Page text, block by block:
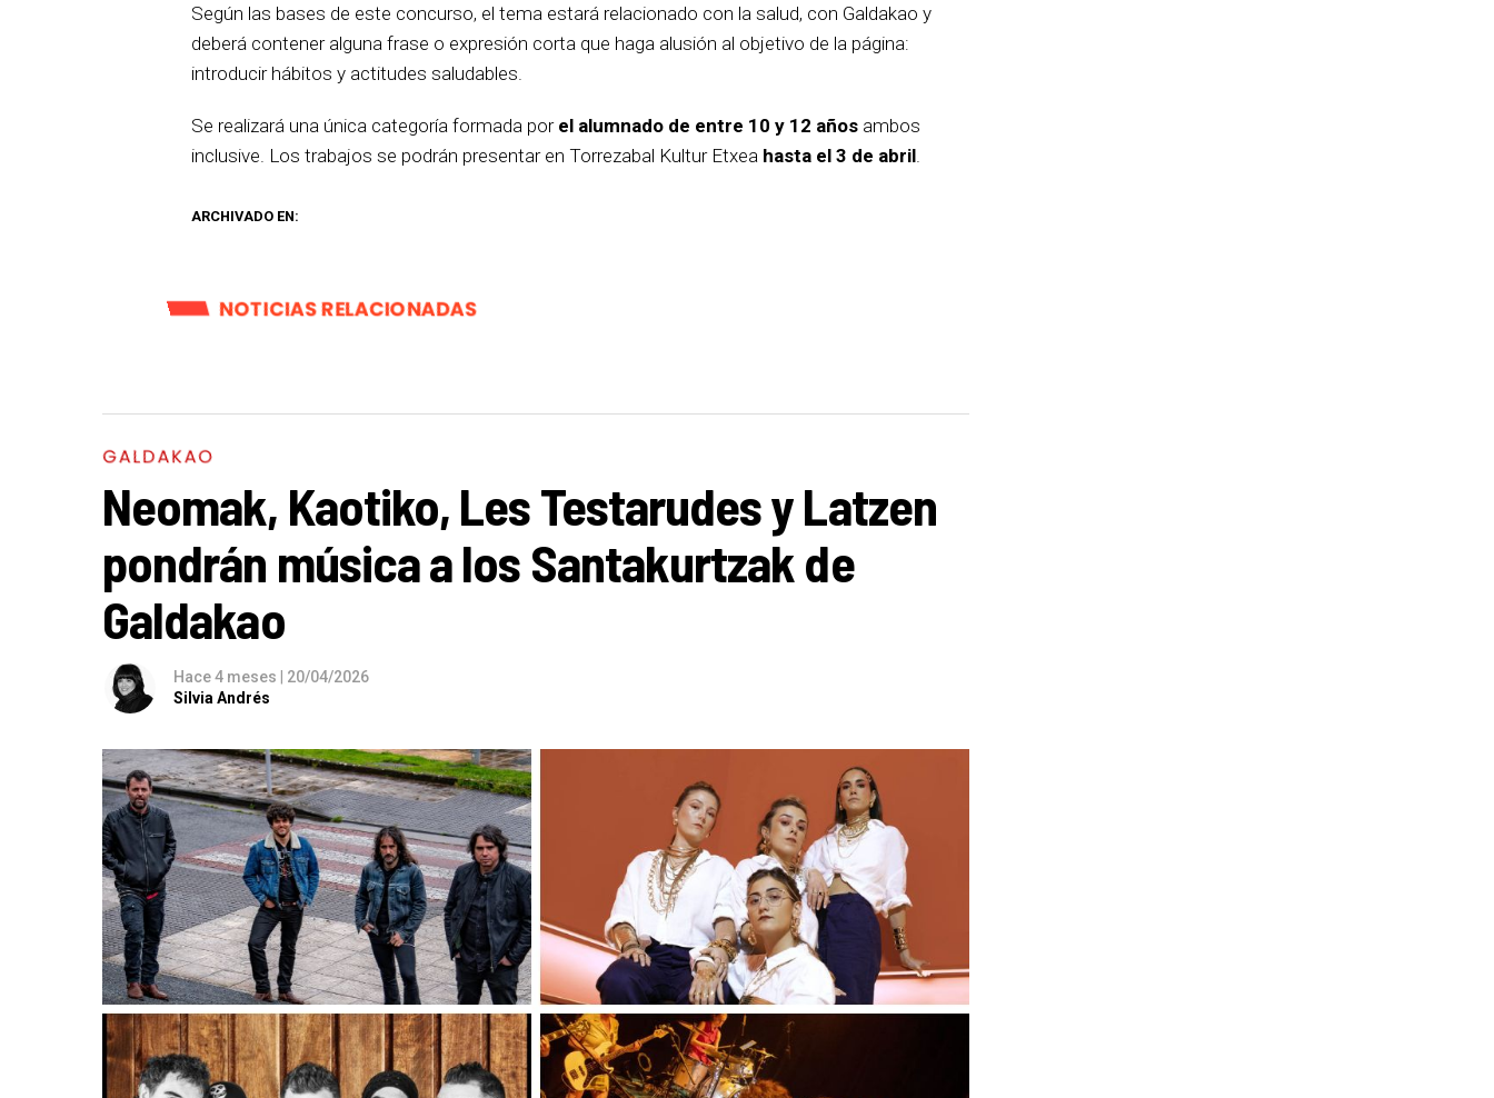
Según las bases de este concurso, el tema estará relacionado con la salud, con Galdakao y
deberá contener alguna frase o expresión corta que haga alusión al objetivo de la página:
introducir hábitos y actitudes saludables.
Se realizará una única categoría formada por el alumnado de entre 10 y 12 años ambos
inclusive. Los trabajos se podrán presentar en Torrezabal Kultur Etxea hasta el 3 de abril
ARCHIVADO EN:
NOTICIAS RELACIONADAS
GALDAKAO
Neomak, Kaotiko, Les Testarudes y Latzen
pondrán música a los Santakurtzak de
Galdakao
Hace 4 meses | 20/04/2026
Silvia Andrés